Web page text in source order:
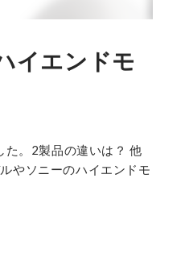
イエンドモ
た。2製品の違いは？ 他
やソニーのハイエンドモ